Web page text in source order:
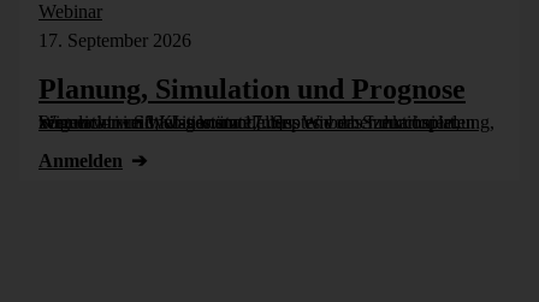
Webinar
17. September 2026
Planung, Simulation und Prognose
Wer nicht weiß, was kommt, muss es vorher durchspielen können – in Simulationsmodellen. Wie das funktioniert, zeigen wir im Webinar am 17. September: Szenarioplanung, Simulation und KI-gestützte [...]
Anmelden